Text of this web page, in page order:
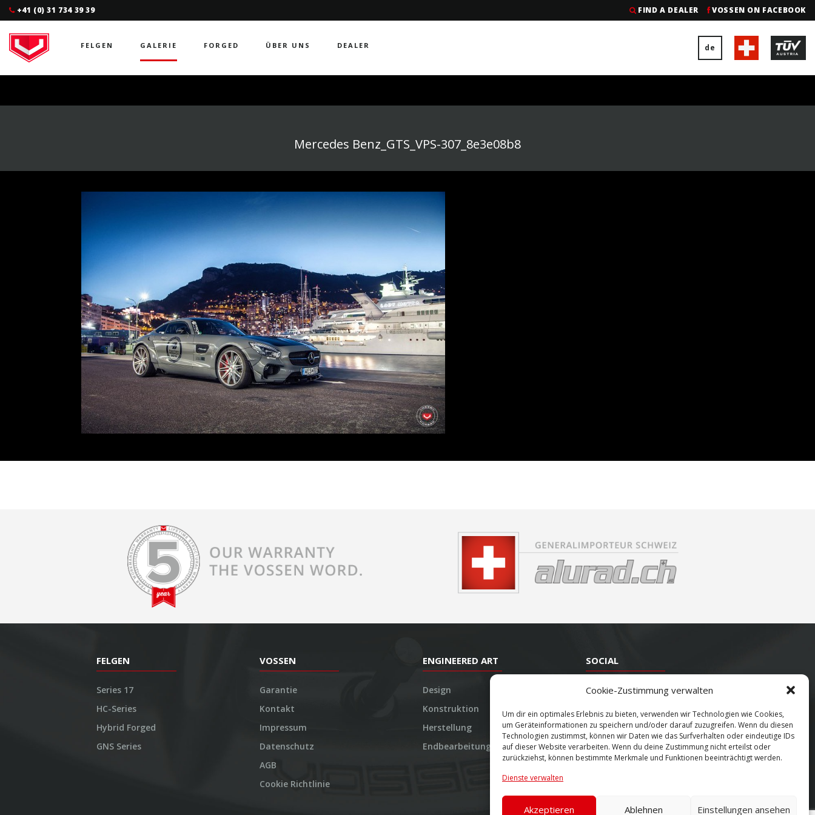
Cookie-Zustimmung verwalten
Um dir ein optimales Erlebnis zu bieten, verwenden wir Technologien wie Cookies,
um Geräteinformationen zu speichern und/oder darauf zuzugreifen. Wenn du diesen
Technologien zustimmst, können wir Daten wie das Surfverhalten oder eindeutige IDs
auf dieser Website verarbeiten. Wenn du deine Zustimmung nicht erteilst oder
zurückziehst, können bestimmte Merkmale und Funktionen beeinträchtigt werden.
Dienste verwalten
Akzeptieren Ablehnen Einstellungen ansehen
+41 (0) 31 734 39 39 FIND A DEALER VOSSEN ON FACEBOOK
FELGEN GALERIE FORGED ÜBER UNS DEALER de
Mercedes Benz_GTS_VPS-307_8e3e08b8
FELGEN
Series 17
HC-Series
Hybrid Forged
GNS Series
VOSSEN
Garantie
Kontakt
Impressum
Datenschutz
AGB
Cookie Richtlinie
ENGINEERED ART
Design
Konstruktion
Herstellung
Endbearbeitung
SOCIAL
Youtube
Twitter
Facebook
Instagram